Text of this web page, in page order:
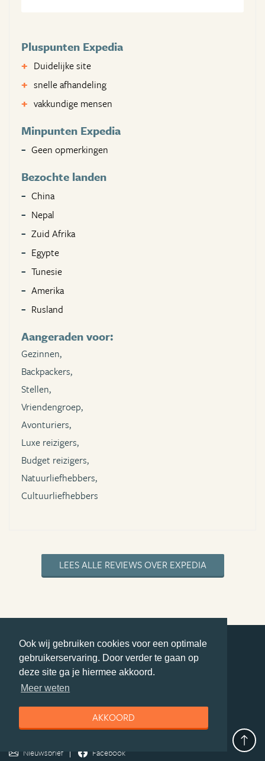
Ook wij gebruiken cookies voor een optimale
gebruikerservaring. Door verder te gaan op
deze site ga je hiermee akkoord.
Meer weten
AKKOORD
Pluspunten Expedia
Duidelijke site
snelle afhandeling
vakkundige mensen
Minpunten Expedia
Geen opmerkingen
Bezochte landen
China
Nepal
Zuid Afrika
Egypte
Tunesie
Amerika
Rusland
Aangeraden voor:
Gezinnen,
Backpackers,
Stellen,
Vriendengroep,
Avonturiers,
Luxe reizigers,
Budget reizigers,
Natuurliefhebbers,
Cultuurliefhebbers
LEES ALLE REVIEWS OVER EXPEDIA
deel deze pagina
© Getaway Travel
Privacy statement Disclaimer
Nieuwsbrief
Facebook